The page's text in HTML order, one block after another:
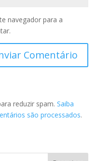
navegador para a
reduzir spam. Saiba
são processados.